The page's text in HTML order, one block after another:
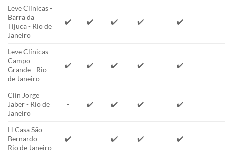
Leve Clínicas -
Barra da
Tijuca - Rio de
Janeiro
✔️ ✔️ ✔️ ✔️ ✔️
Leve Clínicas -
Campo
Grande - Rio
de Janeiro
✔️ ✔️ ✔️ ✔️ ✔️
Clín Jorge
Jaber - Rio de
Janeiro
- ✔️ ✔️ ✔️ ✔️
H Casa São
Bernardo -
Rio de Janeiro
✔️ - ✔️ ✔️ ✔️